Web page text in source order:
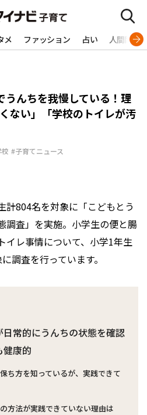
メ ファッション 占い 人間関係
んちを我慢している！理
ない」「学校のトイレが汚
#子育てニュース
計804名を対象に「こどもとう
調査」を実施。小学生の便と腸
イレ事情について、小学1年生
調査を行っています。
常的にうんちの状態を確認
健康的
ち方を知っているが、実践できて
方法が実践できていない理由は